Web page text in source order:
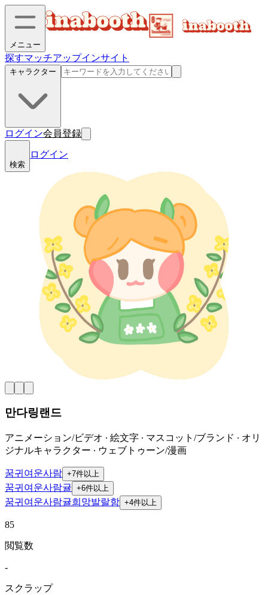
メニュー
探すマッチアップインサイト
キャラクター
ログイン会員登録
検索
ログイン
만다링랜드
アニメーション/ビデオ ∙ 絵文字 ∙ マスコット/ブランド ∙ オリ
ジナルキャラクター ∙ ウェブトゥーン/漫画
꿈귀여운사람 +7件以上
꿈귀여운사람귤 +6件以上
꿈귀여운사람귤희망발랄함 +4件以上
85
閲覧数
-
スクラップ